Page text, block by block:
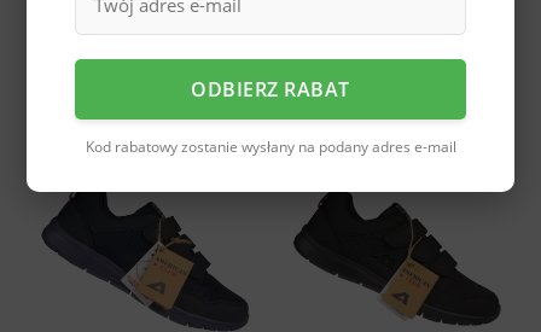
Halówki męskie
Halówki męskie
ODBIERZ RABAT
Kod rabatowy zostanie wysłany na podany adres e-mail